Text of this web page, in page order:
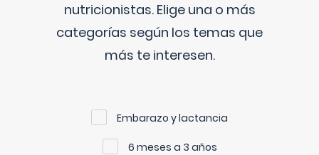
nutricionistas. Elige una o más
categorías según los temas que
más te interesen.
Embarazo y lactancia
6 meses a 3 años